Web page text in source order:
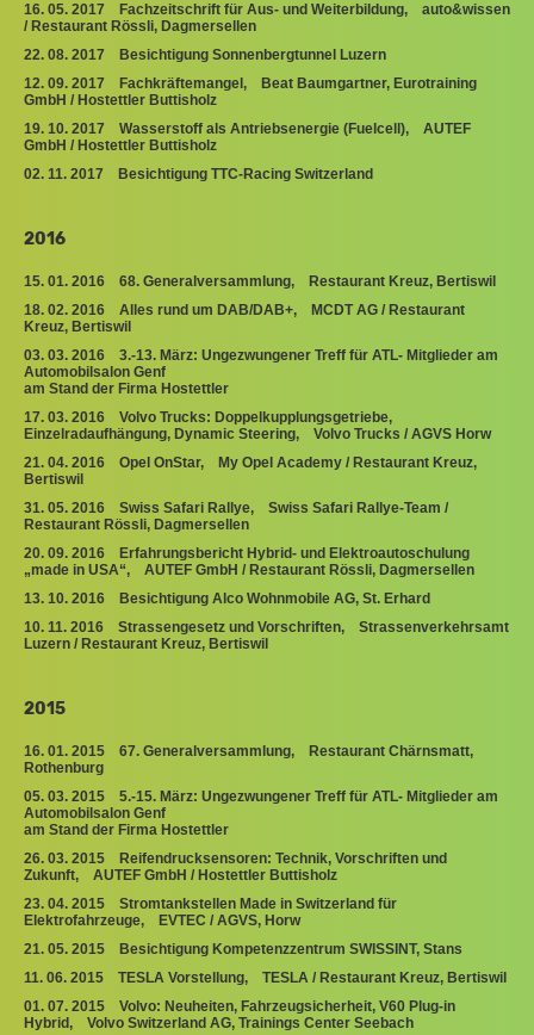
16. 05. 2017 Fachzeitschrift für Aus- und Weiterbildung, auto&wissen
/ Restaurant Rössli, Dagmersellen
22. 08. 2017 Besichtigung Sonnenbergtunnel Luzern
12. 09. 2017 Fachkräftemangel, Beat Baumgartner, Eurotraining
GmbH / Hostettler Buttisholz
19. 10. 2017 Wasserstoff als Antriebsenergie (Fuelcell), AUTEF
GmbH / Hostettler Buttisholz
02. 11. 2017 Besichtigung TTC-Racing Switzerland
2016
15. 01. 2016 68. Generalversammlung, Restaurant Kreuz, Bertiswil
18. 02. 2016 Alles rund um DAB/DAB+, MCDT AG / Restaurant
Kreuz, Bertiswil
03. 03. 2016 3.-13. März: Ungezwungener Treff für ATL- Mitglieder am
Automobilsalon Genf
am Stand der Firma Hostettler
17. 03. 2016 Volvo Trucks: Doppelkupplungsgetriebe,
Einzelradaufhängung, Dynamic Steering, Volvo Trucks / AGVS Horw
21. 04. 2016 Opel OnStar, My Opel Academy / Restaurant Kreuz,
Bertiswil
31. 05. 2016 Swiss Safari Rallye, Swiss Safari Rallye-Team /
Restaurant Rössli, Dagmersellen
20. 09. 2016 Erfahrungsbericht Hybrid- und Elektroautoschulung
„made in USA“, AUTEF GmbH / Restaurant Rössli, Dagmersellen
13. 10. 2016 Besichtigung Alco Wohnmobile AG, St. Erhard
10. 11. 2016 Strassengesetz und Vorschriften, Strassenverkehrsamt
Luzern / Restaurant Kreuz, Bertiswil
2015
16. 01. 2015 67. Generalversammlung, Restaurant Chärnsmatt,
Rothenburg
05. 03. 2015 5.-15. März: Ungezwungener Treff für ATL- Mitglieder am
Automobilsalon Genf
am Stand der Firma Hostettler
26. 03. 2015 Reifendrucksensoren: Technik, Vorschriften und
Zukunft, AUTEF GmbH / Hostettler Buttisholz
23. 04. 2015 Stromtankstellen Made in Switzerland für
Elektrofahrzeuge, EVTEC / AGVS, Horw
21. 05. 2015 Besichtigung Kompetenzzentrum SWISSINT, Stans
11. 06. 2015 TESLA Vorstellung, TESLA / Restaurant Kreuz, Bertiswil
01. 07. 2015 Volvo: Neuheiten, Fahrzeugsicherheit, V60 Plug-in
Hybrid, Volvo Switzerland AG, Trainings Center Seebach